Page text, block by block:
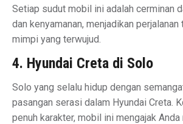
Setiap sudut mobil ini adalah cerminan
dan kenyamanan, menjadikan
mimpi yang terwujud.
4. Hyundai Creta di Solo
Solo yang selalu hidup dengan
pasangan serasi dalam Hyundai Creta.
penuh karakter, mobil ini mengajak